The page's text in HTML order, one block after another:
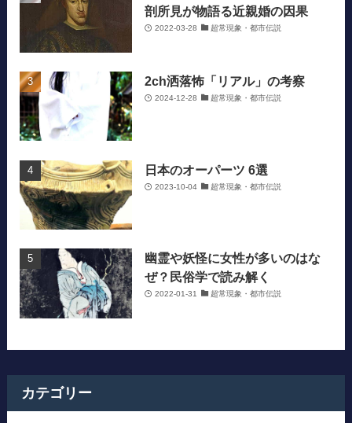
剖所見が物語る近親婚の因果
2022-03-28 超常現象・都市伝説
2ch洒落怖「リアル」の考察
2024-12-28 超常現象・都市伝説
日本のオーパーツ 6選
2023-10-04 超常現象・都市伝説
幽霊や妖怪に女性が多いのはな
ぜ？民俗学で読み解く
2022-01-31 超常現象・都市伝説
カテゴリー